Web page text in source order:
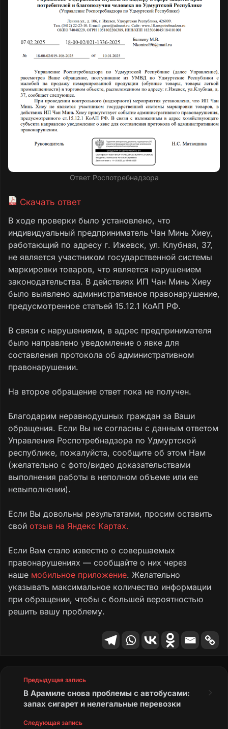
Ответ Роспотребнадзора
Скачать ответ
В ходе проверки было установлено, что
индивидуальный предприниматель Чан Минь Хиеу,
работающий по адресу г. Ижевск, ул. Клубная, 37,
не является участником государственной системы
маркировки товаров, что является нарушением
законодательства. В действиях ИП Чан Минь Хиеу
было выявлено административное правонарушение,
предусмотренное статьей 15.12.1 КоАП РФ.
В связи с нарушениями, в адрес предпринимателя
было направлено уведомление о явке для
составления протокола об административном
правонарушении.
На второе обращение ответ пока не получен.
Благодарим неравнодушных граждан за Ваши
обращения. Если Вы не согласны с данным ответом
Управления Роспотребнадзора по Удмуртской
республике, пожалуйста, сообщите об этом Нам
(желательно с фото/видео доказательствами
выполнения работы в неполном объеме или ее
невыполнении).
Если Вы довольны результатами, просим оставить
свой отзыв на Яндекс Картах.
Если Вам стало известно о совершаемых
правонарушениях — сообщайте о них через
наше мобильное приложение. Желательно
указывать максимальное количество информации
при обращении, чтобы с большей вероятностью
решить вашу проблему.
Предыдущая запись
В Арамиле снова проблемы с автобусами:
запах сигарет и нелегальные перевозки
Следующая запись